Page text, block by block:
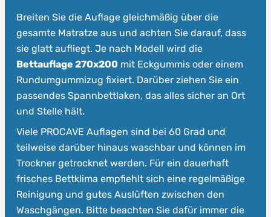
Breiten Sie die Auflage gleichmäßig über die
gesamte Matratze aus und achten Sie darauf, dass
sie glatt aufliegt. Je nach Modell wird die
Bettauflage 270x200 mit Eckgummis oder einem
Rundumgummizug fixiert. Darüber ziehen Sie ein
passendes Spannbettlaken, das alles sicher an Ort
und Stelle hält.
Viele PROCAVE Auflagen sind bei 60 Grad und
teilweise darüber hinaus waschbar und können im
Trockner getrocknet werden. Für ein dauerhaft
frisches Bettklima empfiehlt sich eine regelmäßige
Reinigung und gutes Auslüften zwischen den
Waschgängen. Bitte beachten Sie dafür immer die